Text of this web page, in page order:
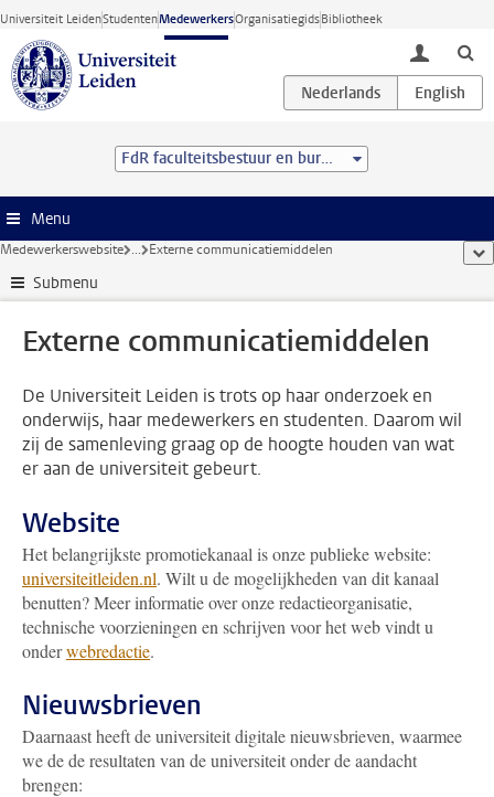
Ga direct naar de inhoud
Universiteit LeidenStudentenMedewerkersOrganisatiegidsBibliotheek
toggle
FdR faculteitsbestuur en bureau
Menu
Medewerkerswebsite ... Externe communicatiemiddelen
Submenu
Externe communicatiemiddelen
De Universiteit Leiden is trots op haar onderzoek en
onderwijs, haar medewerkers en studenten. Daarom wil
zij de samenleving graag op de hoogte houden van wat
er aan de universiteit gebeurt.
Website
Het belangrijkste promotiekanaal is onze publieke website:
universiteitleiden.nl. Wilt u de mogelijkheden van dit kanaal
benutten? Meer informatie over onze redactieorganisatie,
technische voorzieningen en schrijven voor het web vindt u
onderwebredactie.
Nieuwsbrieven
Daarnaast heeft de universiteit digitale nieuwsbrieven, waarmee
we de de resultaten van de universiteit onder de aandacht
brengen: